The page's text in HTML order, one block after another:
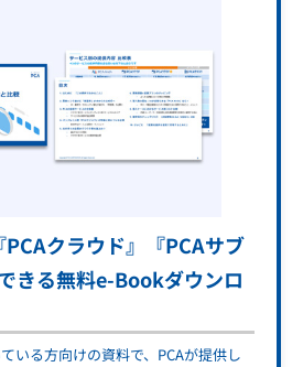
PCAクラウド』『PCAサブ
きる無料e-Bookダウンロ
いる方向けの資料で、PCAが提供し